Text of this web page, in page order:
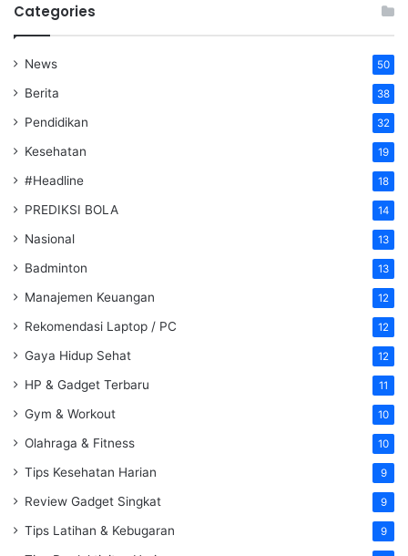
Categories
News 50
Berita 38
Pendidikan 32
Kesehatan 19
#Headline 18
PREDIKSI BOLA 14
Nasional 13
Badminton 13
Manajemen Keuangan 12
Rekomendasi Laptop / PC 12
Gaya Hidup Sehat 12
HP & Gadget Terbaru 11
Gym & Workout 10
Olahraga & Fitness 10
Tips Kesehatan Harian 9
Review Gadget Singkat 9
Tips Latihan & Kebugaran 9